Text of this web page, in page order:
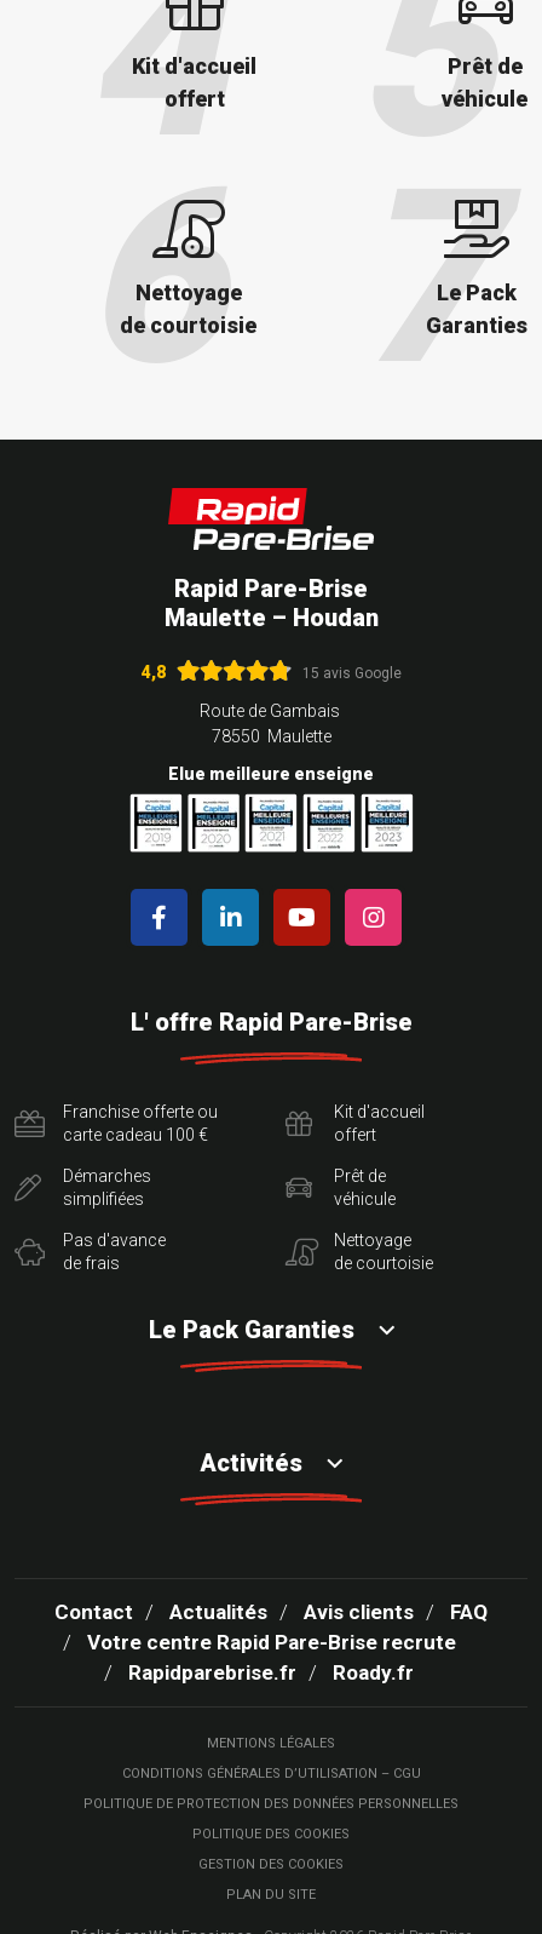
Kit d'accueil
offert
Prêt de
véhicule
Nettoyage
de courtoisie
Le Pack
Garanties
Rapid Pare-Brise
Maulette – Houdan
4,8 15 avis Google
Route de Gambais
78550 Maulette
Elue meilleure enseigne
L' offre Rapid Pare-Brise
Franchise offerte ou
carte cadeau 100 €
Démarches
simplifiées
Pas d'avance
de frais
Kit d'accueil
offert
Prêt de
véhicule
Nettoyage
de courtoisie
Le Pack Garanties
Activités
Contact Actualités Avis clients
FAQ
Votre centre Rapid Pare-Brise recrute
Rapidparebrise.fr
Roady.fr
MENTIONS LÉGALES
CONDITIONS GÉNÉRALES D’UTILISATION – CGU
POLITIQUE DE PROTECTION DES DONNÉES PERSONNELLES
POLITIQUE DES COOKIES
GESTION DES COOKIES
PLAN DU SITE